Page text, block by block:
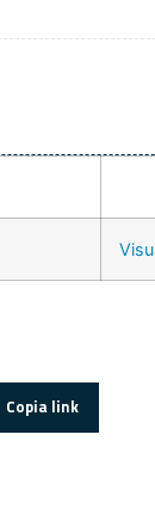
Copia link